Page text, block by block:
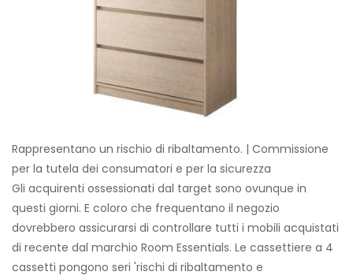
Rappresentano un rischio di ribaltamento. | Commissione
per la tutela dei consumatori e per la sicurezza
Gli acquirenti ossessionati dal target sono ovunque in
questi giorni. E coloro che frequentano il negozio
dovrebbero assicurarsi di controllare tutti i mobili acquistati
di recente dal marchio Room Essentials. Le cassettiere a 4
cassetti pongono seri 'rischi di ribaltamento e